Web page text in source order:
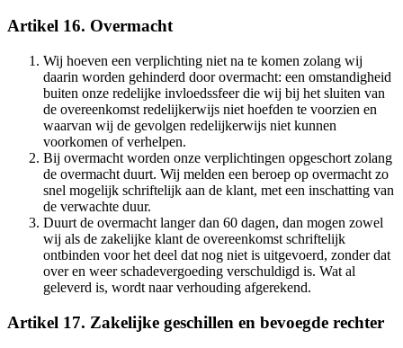
Artikel 16. Overmacht
Wij hoeven een verplichting niet na te komen zolang wij
daarin worden gehinderd door overmacht: een omstandigheid
buiten onze redelijke invloedssfeer die wij bij het sluiten van
de overeenkomst redelijkerwijs niet hoefden te voorzien en
waarvan wij de gevolgen redelijkerwijs niet kunnen
voorkomen of verhelpen.
Bij overmacht worden onze verplichtingen opgeschort zolang
de overmacht duurt. Wij melden een beroep op overmacht zo
snel mogelijk schriftelijk aan de klant, met een inschatting van
de verwachte duur.
Duurt de overmacht langer dan 60 dagen, dan mogen zowel
wij als de zakelijke klant de overeenkomst schriftelijk
ontbinden voor het deel dat nog niet is uitgevoerd, zonder dat
over en weer schadevergoeding verschuldigd is. Wat al
geleverd is, wordt naar verhouding afgerekend.
Artikel 17. Zakelijke geschillen en bevoegde rechter